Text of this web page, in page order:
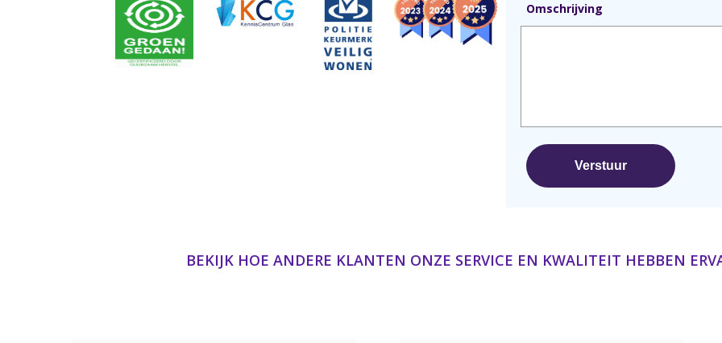
Omschrijving
BEKIJK HOE ANDERE KLANTEN ONZE SERVICE EN KWALITEIT HEBBEN